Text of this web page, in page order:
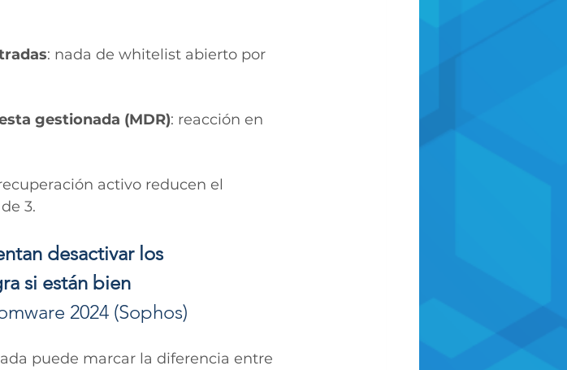
: nada de whitelist abierto por
gestionada (MDR): reacción en
activo reducen el
3.
desactivar los
si están bien
2024 (Sophos)
puede marcar la diferencia entre